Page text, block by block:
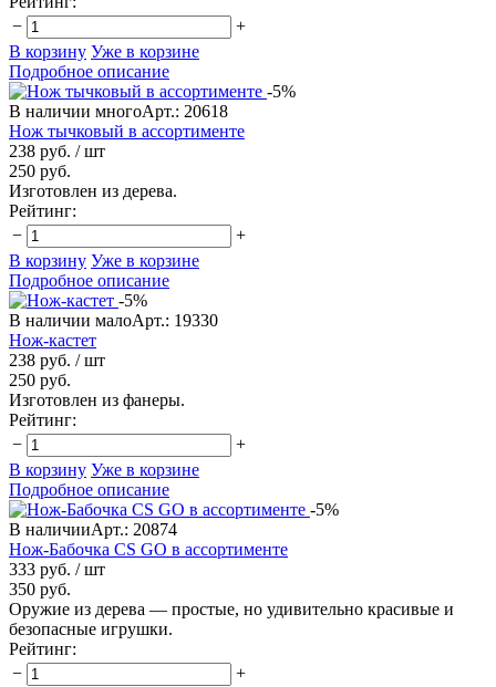
−
+
В корзину Уже в корзине
Подробное описание
-5%
В наличии многоАрт.: 20618
Нож тычковый в ассортименте
238 руб. / шт
250 руб.
Изготовлен из дерева.
Рейтинг:
−
+
В корзину Уже в корзине
Подробное описание
-5%
В наличии малоАрт.: 19330
Нож-кастет
238 руб. / шт
250 руб.
Изготовлен из фанеры.
Рейтинг:
−
+
В корзину Уже в корзине
Подробное описание
-5%
В наличииАрт.: 20874
Нож-Бабочка CS GO в ассортименте
333 руб. / шт
350 руб.
Оружие из дерева — простые, но удивительно красивые и
безопасные игрушки.
Рейтинг:
−
+